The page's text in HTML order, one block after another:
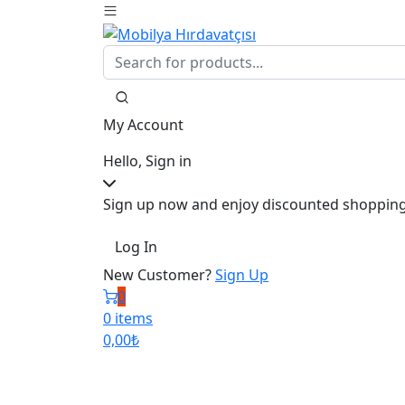
My Account
Hello, Sign in
Sign up now and enjoy discounted
Log In
New Customer?Sign Up
0
0 items
0,00₺